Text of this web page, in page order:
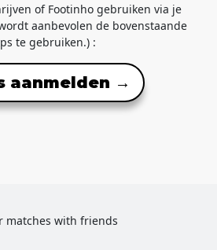
of Footinho gebruiken via je
aanbevolen de bovenstaande
te gebruiken.) :
aanmelden →
matches with friends